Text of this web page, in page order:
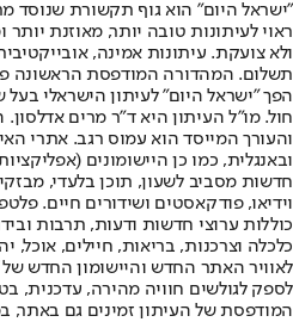
"ישראל היום" הוא גוף תקשורת שנוסד
ראוי לעיתונות טובה יותר, מאוזנת
ולא צועקת. עיתונות אמינה,
הפך "ישראל היום" לעיתון הישראלי
חול. מו"ל העיתון היא ד"ר מרים
והעורך המייסד הוא עמוס רגב. אתרי
חדשות מסביב לשעון, תוכן בלעדי,
וידיאו, פודקאסטים ושידורים חיים.
כוללות ערוצי חדשות ודעות, תרבות
לאוויר האתר החדש והיישומון החדש
לספק לגולשים חוויה מהירה, עדכנית,
המודפסת של העיתון זמינים גם באתר,